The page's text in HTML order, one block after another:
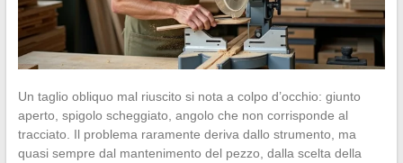
Un taglio obliquo mal riuscito si nota a colpo d’occhio: giunto
aperto, spigolo scheggiato, angolo che non corrisponde al
tracciato. Il problema raramente deriva dallo strumento, ma
quasi sempre dal mantenimento del pezzo, dalla scelta della